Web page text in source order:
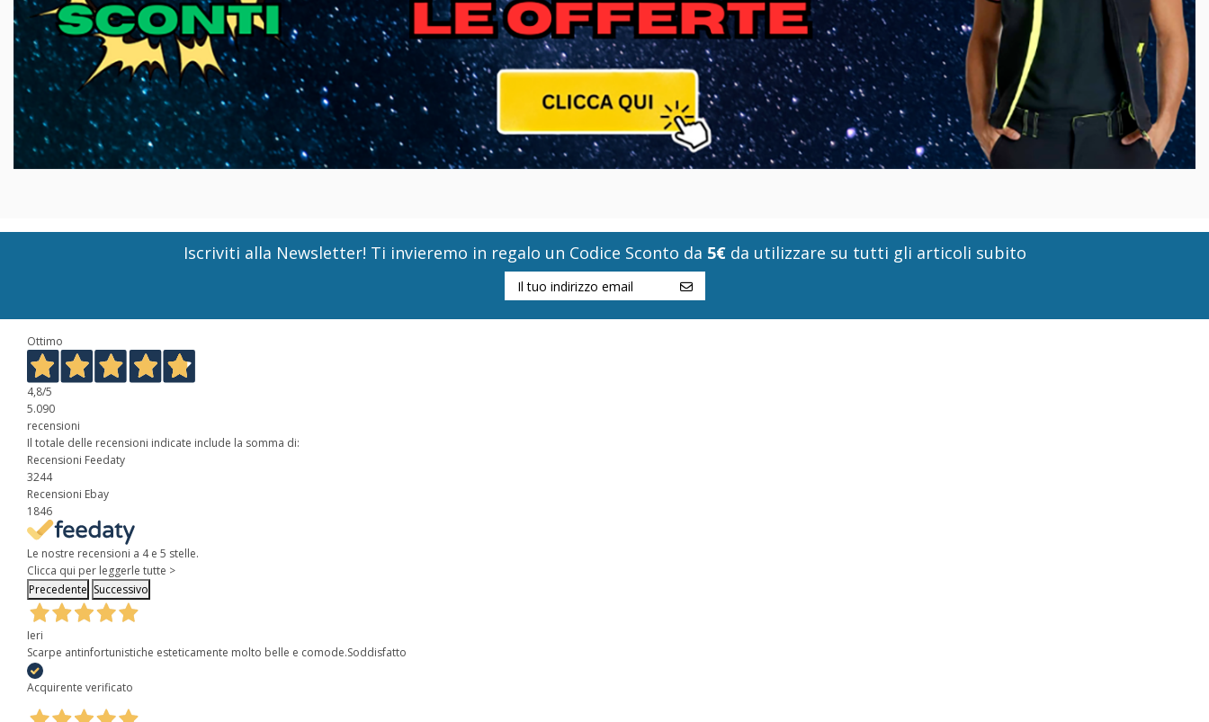
Iscriviti alla Newsletter! Ti invieremo in regalo un Codice Sconto da 5€da utilizzare su tutti gli articoli subito
Ottimo
4,8/5
5.090
recensioni
Il totale delle recensioni indicate include la somma di:
Recensioni Feedaty
3244
Recensioni Ebay
1846
Le nostre recensioni a 4 e 5 stelle.
Clicca qui per leggerle tutte >
Precedente Successivo
Ieri
Scarpe antinfortunistiche esteticamente molto belle e comode.Soddisfatto
Acquirente verificato